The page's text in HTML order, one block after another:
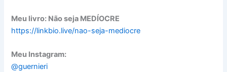
Meu livro: Não seja MEDÍOCRE
https://linkbio.live/nao-seja-mediocre
Meu Instagram:
@guernieri